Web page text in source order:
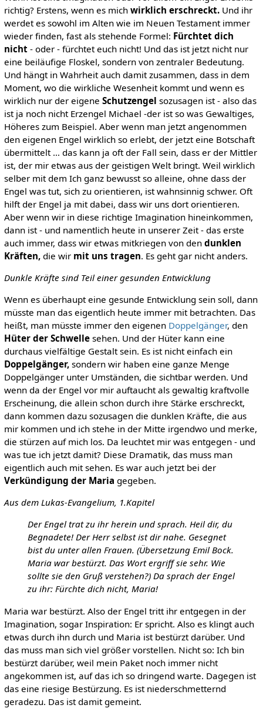
richtig? Erstens, wenn es mich wirklich erschreckt.Und ihr
werdet es sowohl im Alten wie im Neuen Testament immer
wieder finden, fast als stehende Formel: Fürchtet dich
nicht- oder - fürchtet euch nicht! Und das ist jetzt nicht nur
eine beiläufige Floskel, sondern von zentraler Bedeutung.
Und hängt in Wahrheit auch damit zusammen, dass in dem
Moment, wo die wirkliche Wesenheit kommt und wenn es
wirklich nur der eigene Schutzengel sozusagen ist - also das
ist ja noch nicht Erzengel Michael -der ist so was Gewaltiges,
Höheres zum Beispiel. Aber wenn man jetzt angenommen
den eigenen Engel wirklich so erlebt, der jetzt eine Botschaft
übermittelt … das kann ja oft der Fall sein, dass er der Mittler
ist, der mir etwas aus der geistigen Welt bringt. Weil wirklich
selber mit dem Ich ganz bewusst so alleine, ohne dass der
Engel was tut, sich zu orientieren, ist wahnsinnig schwer. Oft
hilft der Engel ja mit dabei, dass wir uns dort orientieren.
Aber wenn wir in diese richtige Imagination hineinkommen,
dann ist - und namentlich heute in unserer Zeit - das erste
auch immer, dass wir etwas mitkriegen von den dunklen
Kräften,die wir mit uns tragen. Es geht gar nicht anders.
Dunkle Kräfte sind Teil einer gesunden Entwicklung
Wenn es überhaupt eine gesunde Entwicklung sein soll, dann
müsste man das eigentlich heute immer mit betrachten. Das
heißt, man müsste immer den eigenen Doppelgänger, den
Hüter der Schwellesehen. Und der Hüter kann eine
durchaus vielfältige Gestalt sein. Es ist nicht einfach ein
Doppelgänger,sondern wir haben eine ganze Menge
Doppelgänger unter Umständen, die sichtbar werden. Und
wenn da der Engel vor mir auftaucht als gewaltig kraftvolle
Erscheinung, die allein schon durch ihre Stärke erschreckt,
dann kommen dazu sozusagen die dunklen Kräfte, die aus
mir kommen und ich stehe in der Mitte irgendwo und merke,
die stürzen auf mich los. Da leuchtet mir was entgegen - und
was tue ich jetzt damit? Diese Dramatik, das muss man
eigentlich auch mit sehen. Es war auch jetzt bei der
Verkündigung der Maria gegeben.
Aus dem Lukas-Evangelium, 1.Kapitel
Der Engel trat zu ihr herein und sprach. Heil dir, du
Begnadete! Der Herr selbst ist dir nahe. Gesegnet
bist du unter allen Frauen. (Übersetzung Emil Bock.
Maria war bestürzt. Das Wort ergriff sie sehr. Wie
sollte sie den Gruß verstehen?) Da sprach der Engel
zu ihr: Fürchte dich nicht, Maria!
Maria war bestürzt. Also der Engel tritt ihr entgegen in der
Imagination, sogar Inspiration: Er spricht. Also es klingt auch
etwas durch ihn durch und Maria ist bestürzt darüber. Und
das muss man sich viel größer vorstellen. Nicht so: Ich bin
bestürzt darüber, weil mein Paket noch immer nicht
angekommen ist, auf das ich so dringend warte. Dagegen ist
das eine riesige Bestürzung. Es ist niederschmetternd
geradezu. Das ist damit gemeint.